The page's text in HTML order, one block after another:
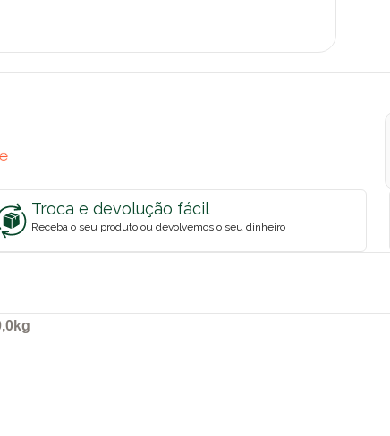
Troca e devolução fácil
Receba o seu produto ou devolvemos o seu dinheiro